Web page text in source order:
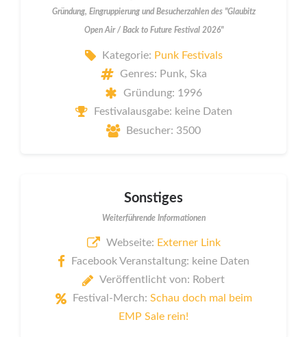
Gründung, Eingruppierung und Besucherzahlen des "Glaubitz
Open Air / Back to Future Festival 2026"
Kategorie: Punk Festivals
Genres: Punk, Ska
Gründung: 1996
Festivalausgabe: keine Daten
Besucher: 3500
Sonstiges
Weiterführende Informationen
Webseite: Externer Link
Facebook Veranstaltung: keine Daten
Veröffentlicht von: Robert
Festival-Merch: Schau doch mal beim
EMP Sale rein!